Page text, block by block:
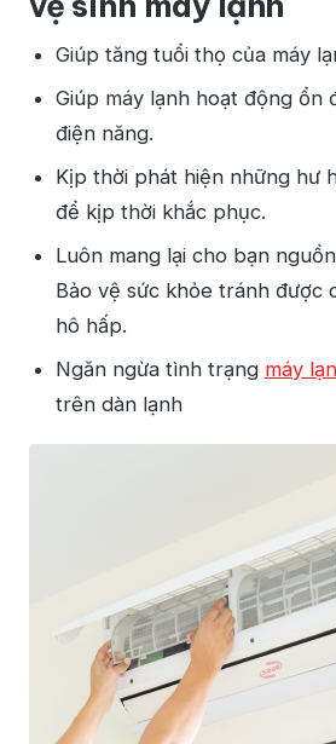
Giúp tăng tuổi thọ của máy
Giúp máy lạnh hoạt động ổn
điện năng.
Kịp thời phát hiện những hư
để kịp thời khắc phục.
Luôn mang lại cho bạn
Bảo vệ sức khỏe tránh được
hô hấp.
Ngăn ngừa tình trạng máy
trên dàn lạnh